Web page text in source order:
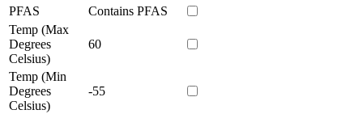
PFAS
Contains PFAS
Temp (Max
Degrees
Celsius)
60
Temp (Min
Degrees
Celsius)
-55